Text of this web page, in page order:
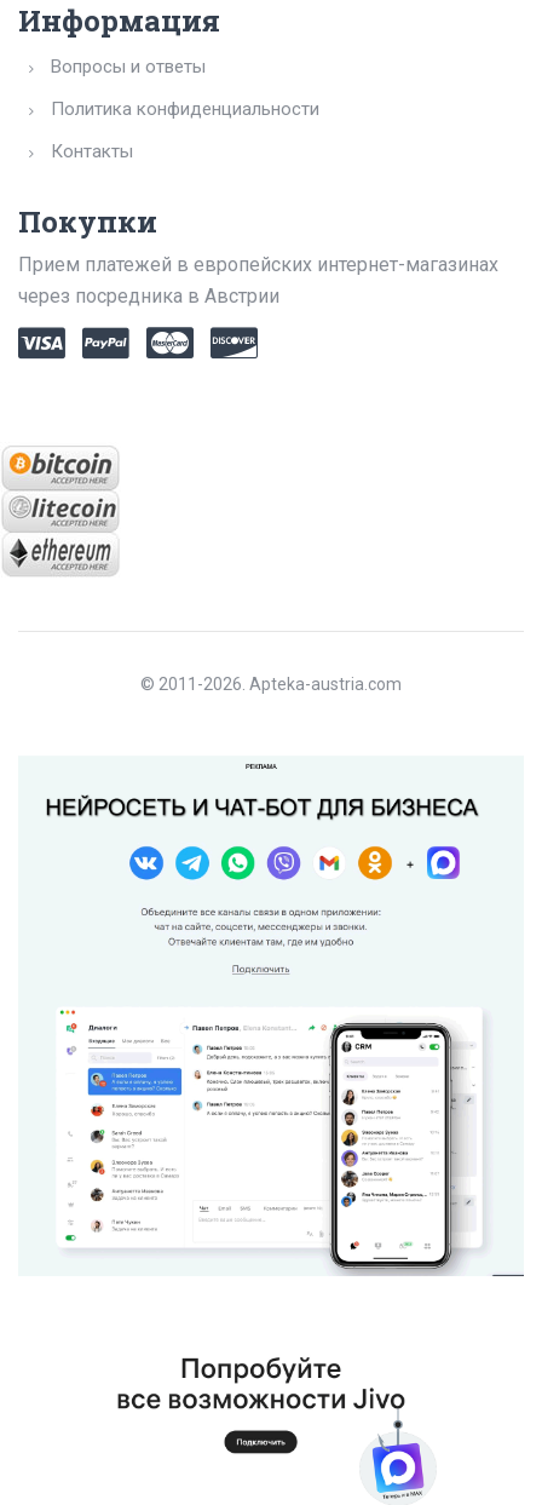
Информация
Вопросы и ответы
Политика конфиденциальности
Контакты
Покупки
Прием платежей в европейских интернет-магазинах
через посредника в Австрии
© 2011-2026. Apteka-austria.com